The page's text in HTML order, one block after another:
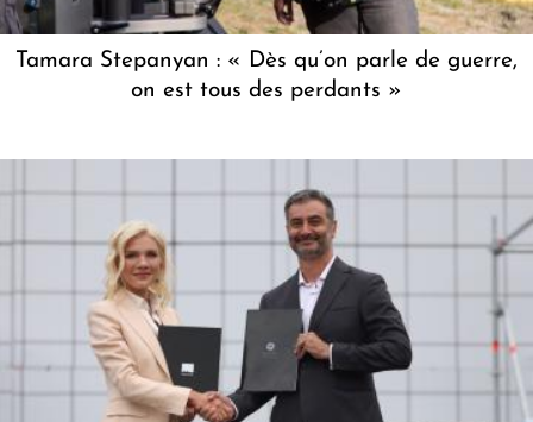
Tamara Stepanyan : « Dès qu’on parle de guerre,
on est tous des perdants »